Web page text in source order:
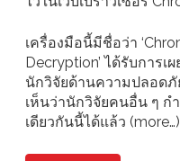
เครื่องมือนี้มีชื่อว่า
Decryption’ ได้รับการเ
นักวิจัยด้านความปลอดภั
เห็นว่านักวิจัยคนอื่น ๆ ก
เดียวกันนี้ได้แล้ว (more…)